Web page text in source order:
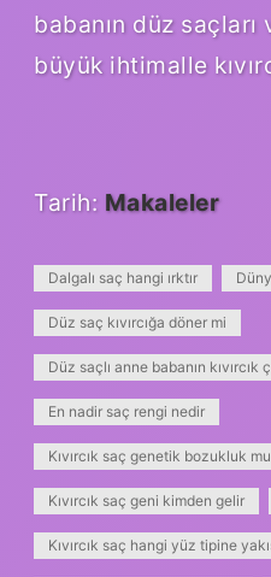
babanın düz
büyük ihtimalle
Tarih: Makaleler
Dalgalı saç hangi ırktır
Düz saç kıvırcığa döner mi
Düz saçlı anne babanın kıvırcık
En nadir saç rengi nedir
Kıvırcık saç genetik bozukluk
Kıvırcık saç geni kimden gelir
Kıvırcık saç hangi yüz tipine